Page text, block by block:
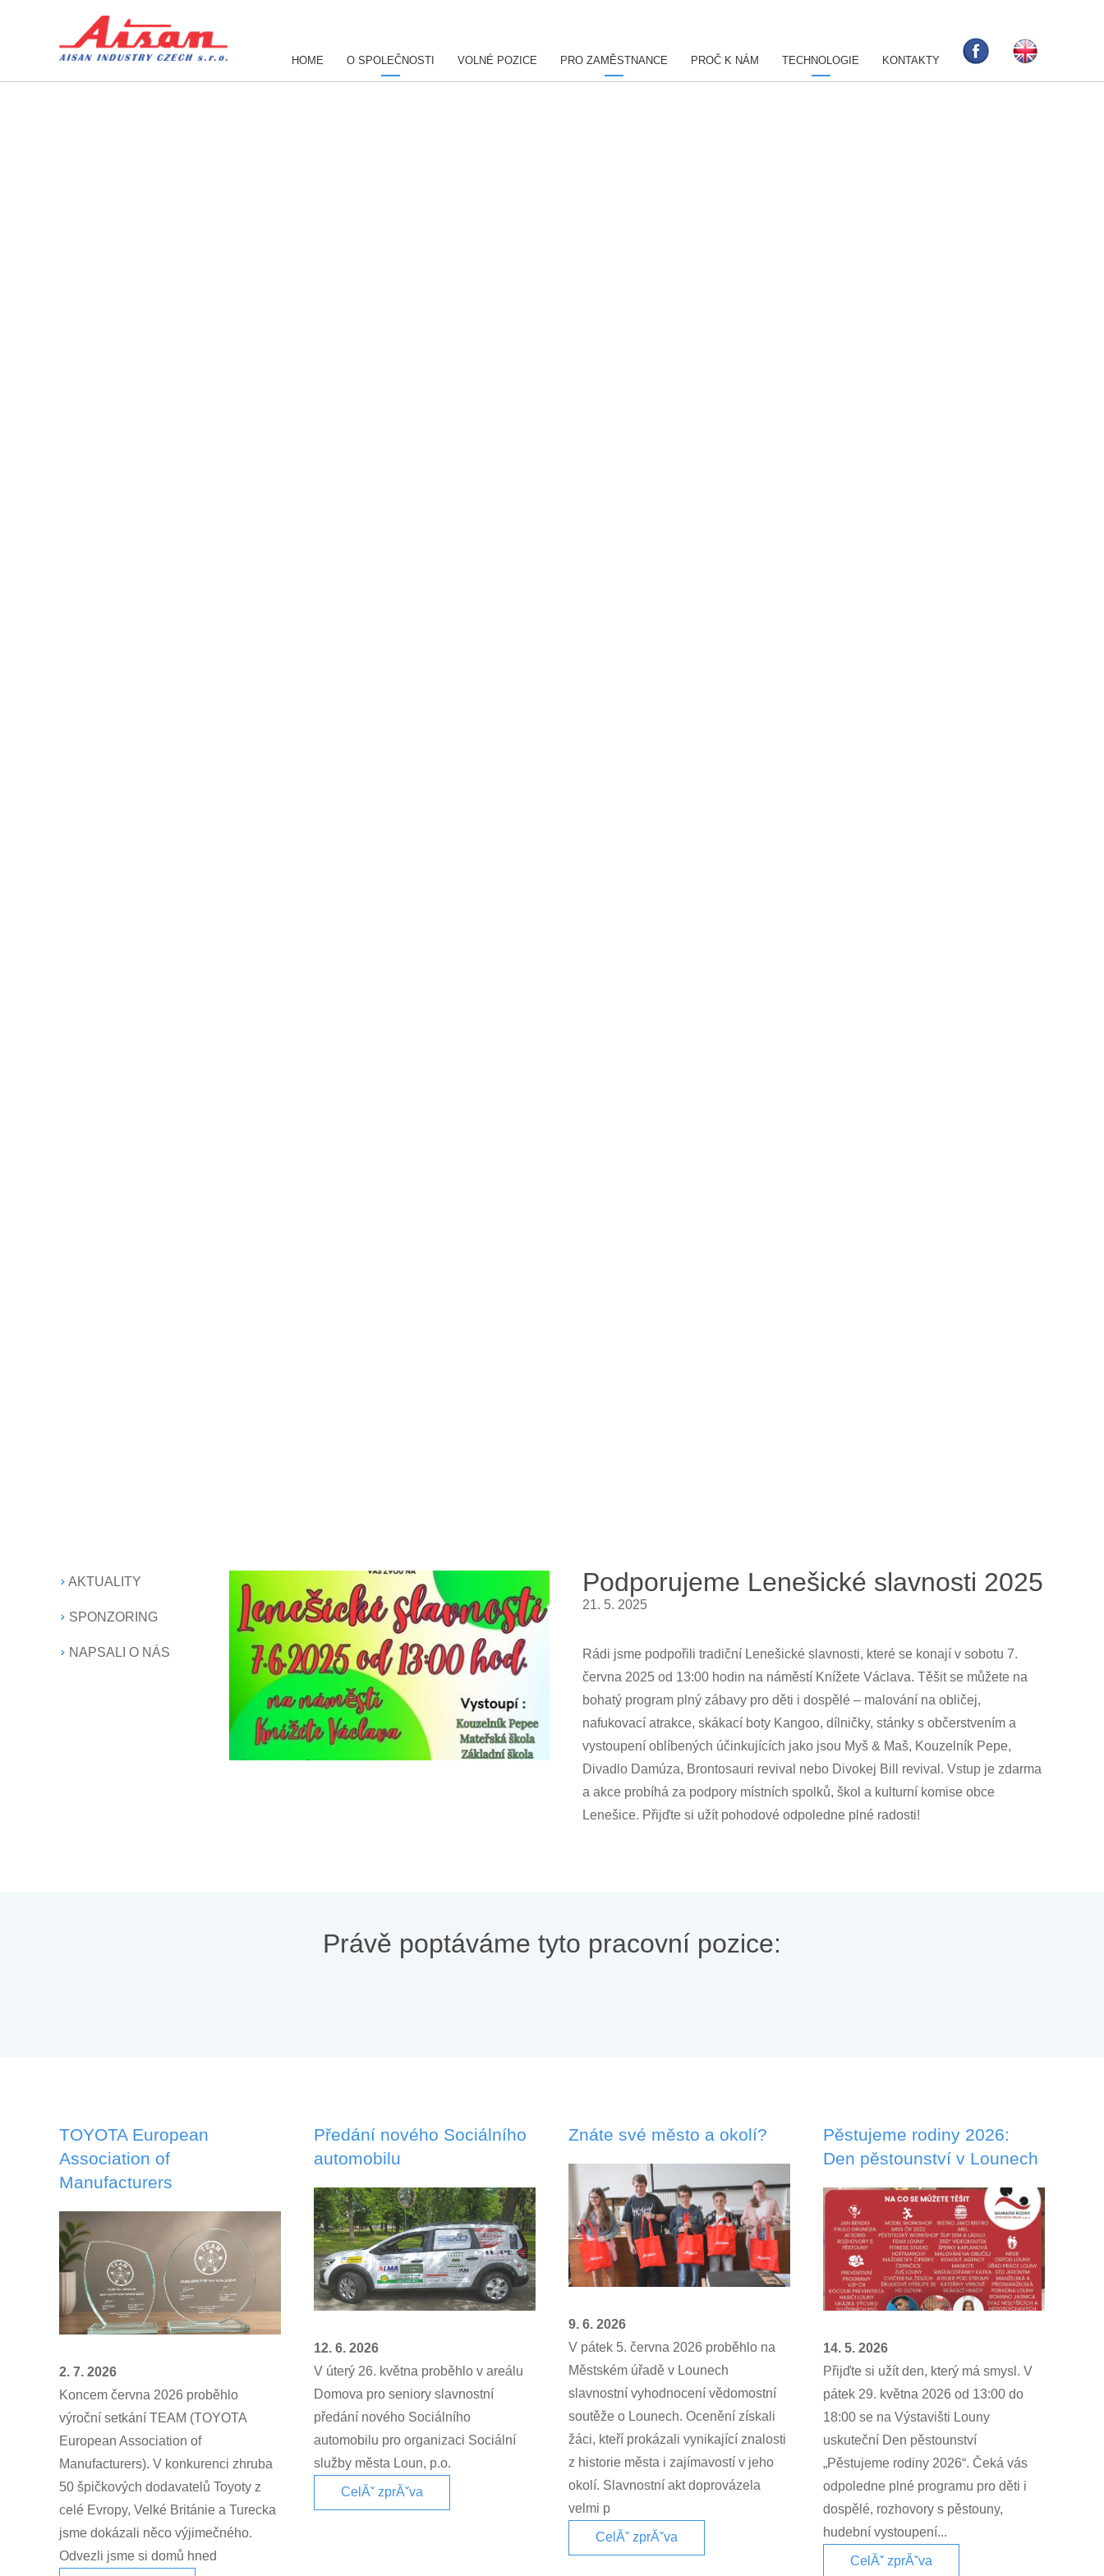
HOME O SPOLEČNOSTI VOLNÉ POZICE PRO ZAMĚSTNANCE PROČ K NÁM TECHNOLOGIE KONTAKTY
AKTUALITY
SPONZORING
NAPSALI O NÁS
Podporujeme Lenešické slavnosti 2025
21. 5. 2025
Rádi jsme podpořili tradiční Lenešické slavnosti, které se konají v sobotu 7.
června 2025 od 13:00 hodin na náměstí Knížete Václava. Těšit se můžete na
bohatý program plný zábavy pro děti i dospělé – malování na obličej,
nafukovací atrakce, skákací boty Kangoo, dílničky, stánky s občerstvením a
vystoupení oblíbených účinkujících jako jsou Myš & Maš, Kouzelník Pepe,
Divadlo Damúza, Brontosauri revival nebo Divokej Bill revival. Vstup je zdarma
a akce probíhá za podpory místních spolků, škol a kulturní komise obce
Lenešice. Přijďte si užít pohodové odpoledne plné radosti!
Právě poptáváme tyto pracovní pozice:
TOYOTA European
Association of
Manufacturers
2. 7. 2026
Koncem června 2026 proběhlo
výroční setkání TEAM (TOYOTA
European Association of
Manufacturers). V konkurenci zhruba
50 špičkových dodavatelů Toyoty z
celé Evropy, Velké Británie a Turecka
jsme dokázali něco výjimečného.
Odvezli jsme si domů hned
Předání nového Sociálního
automobilu
12. 6. 2026
V úterý 26. května proběhlo v areálu
Domova pro seniory slavnostní
předání nového Sociálního
automobilu pro organizaci Sociální
služby města Loun, p.o.
CelĂˇ zprĂˇva
Znáte své město a okolí?
9. 6. 2026
V pátek 5. června 2026 proběhlo na
Městském úřadě v Lounech
slavnostní vyhodnocení vědomostní
soutěže o Lounech. Ocenění získali
žáci, kteří prokázali vynikající znalosti
z historie města i zajímavostí v jeho
okolí. Slavnostní akt doprovázela
velmi p
CelĂˇ zprĂˇva
Pěstujeme rodiny 2026:
Den pěstounství v Lounech
14. 5. 2026
Přijďte si užít den, který má smysl. V
pátek 29. května 2026 od 13:00 do
18:00 se na Výstavišti Louny
uskuteční Den pěstounství
„Pěstujeme rodiny 2026“. Čeká vás
odpoledne plné programu pro děti i
dospělé, rozhovory s pěstouny,
hudební vystoupení...
CelĂˇ zprĂˇva